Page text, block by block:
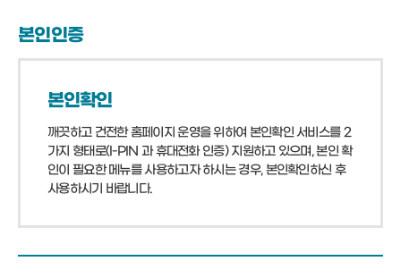
본인인증
본인확인
깨끗하고 건전한 홈페이지 운영을 위하여 본인확인 서비스를 2
가지 형태로(I-PIN 과 휴대전화 인증) 지원하고 있으며, 본인 확
인이 필요한 메뉴를 사용하고자 하시는 경우, 본인확인하신 후
사용하시기 바랍니다.